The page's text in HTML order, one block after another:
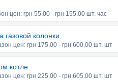
цен: грн 55.00 - грн 155.00 шт. час
колонки
цен: грн 175.00 - грн 600.00 шт. шт
котле
цен: грн 225.00 - грн 605.00 шт. шт